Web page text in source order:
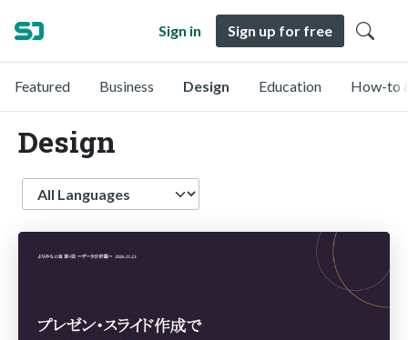
Sign in Sign up for free
Featured Business Design Education How-to
Design
Language